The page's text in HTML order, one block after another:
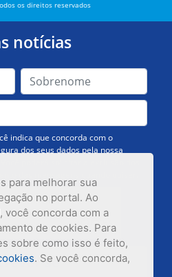
para melhorar sua
no portal. Ao
você concorda com a
de cookies. Para
sobre como isso é feito,
. Se você concorda,
os direitos reservados
notícias
indica que concorda com o
dos seus dados pela nossa
se